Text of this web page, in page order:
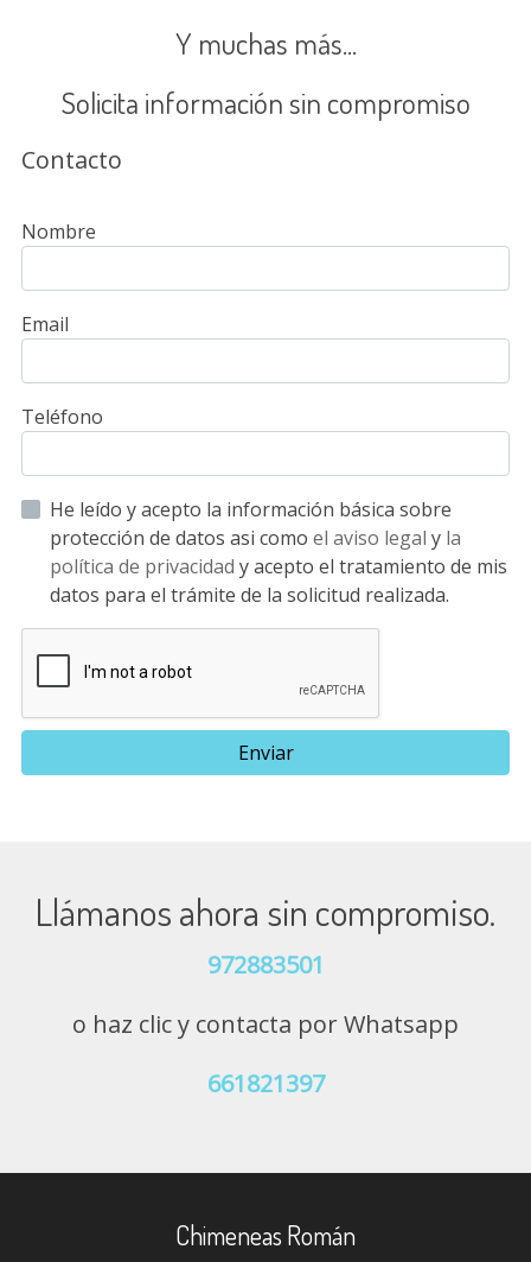
Y muchas más...
Solicita información sin compromiso
Contacto
Nombre
Email
Teléfono
He leído y acepto la información básica sobre
protección de datos asi como el aviso legal y la
política de privacidad y acepto el tratamiento de mis
datos para el trámite de la solicitud realizada.
Enviar
Llámanos ahora sin compromiso.
972883501
o haz clic y contacta por Whatsapp
661821397
Chimeneas Román